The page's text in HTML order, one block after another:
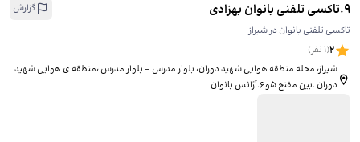
9
.تاکسی تلفنی بانوان بهزادی
گزارش
تاکسی تلفنی بانوان در شیراز
2
(
1 نفر)
شیراز، محله منطقه هوایی شهید دوران، بلوار مدرس - بلوار مدرس ،منطقه ی هوایی شهید
دوران .بین مفتح ۵و۶.آژانس بانوان